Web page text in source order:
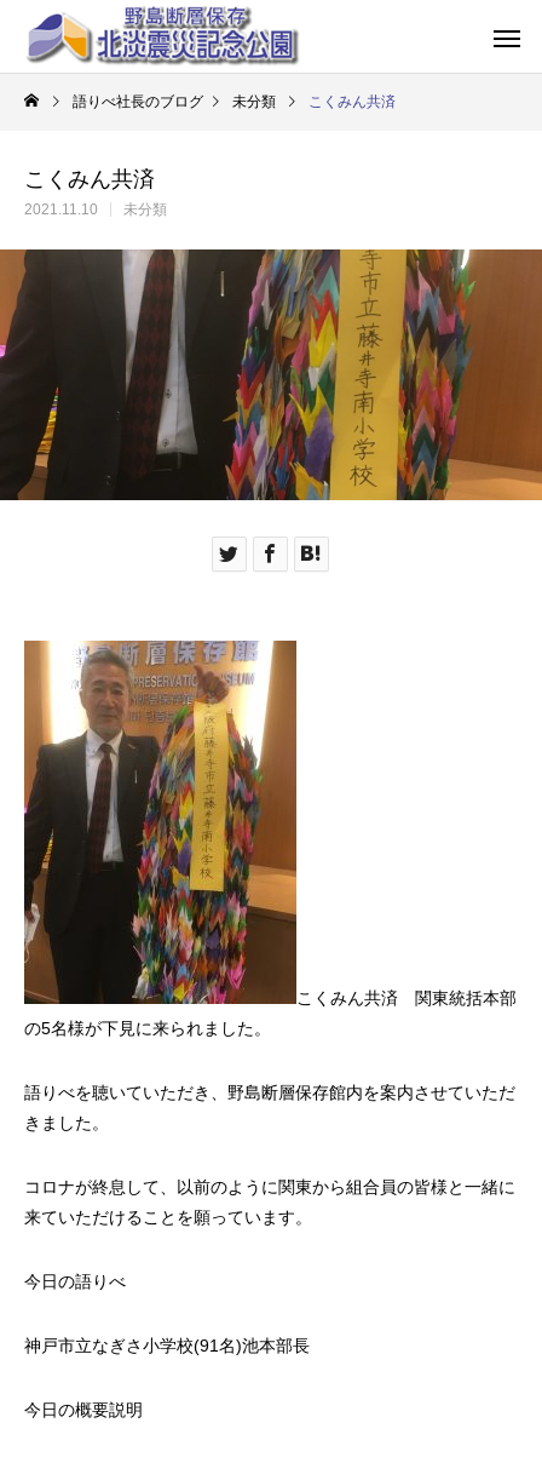
語りべ社長のブログ 未分類 こくみん共済
こくみん共済
2021.11.10 未分類
こくみん共済 関東統括本部
の5名様が下見に来られました。
語りべを聴いていただき、野島断層保存館内を案内させていただ
きました。
コロナが終息して、以前のように関東から組合員の皆様と一緒に
来ていただけることを願っています。
今日の語りべ
神戸市立なぎさ小学校(91名)池本部長
今日の概要説明